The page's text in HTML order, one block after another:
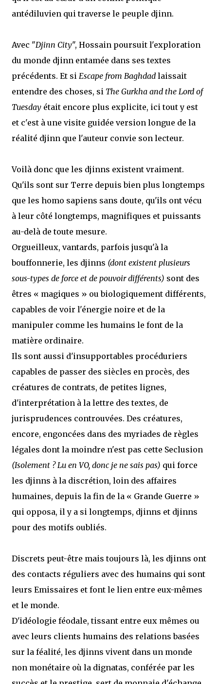
antédiluvien qui traverse le peuple djinn.
Avec "Djinn City", Hossain poursuit l'exploration
du monde djinn entamée dans ses textes
précédents. Et si Escape from Baghdad laissait
entendre des choses, si The Gurkha and the Lord of
Tuesday était encore plus explicite, ici tout y est
et c'est à une visite guidée version longue de la
réalité djinn que l'auteur convie son lecteur.
Voilà donc que les djinns existent vraiment.
Qu'ils sont sur Terre depuis bien plus longtemps
que les homo sapiens sans doute, qu'ils ont vécu
à leur côté longtemps, magnifiques et puissants
au-delà de toute mesure.
Orgueilleux, vantards, parfois jusqu'à la
bouffonnerie, les djinns (dont existent plusieurs
sous-types de force et de pouvoir différents) sont des
êtres « magiques » ou biologiquement différents,
capables de voir l'énergie noire et de la
manipuler comme les humains le font de la
matière ordinaire.
Ils sont aussi d'insupportables procéduriers
capables de passer des siècles en procès, des
créatures de contrats, de petites lignes,
d'interprétation à la lettre des textes, de
jurisprudences controuvées. Des créatures,
encore, engoncées dans des myriades de règles
légales dont la moindre n'est pas cette Seclusion
(Isolement ? Lu en VO, donc je ne sais pas) qui force
les djinns à la discrétion, loin des affaires
humaines, depuis la fin de la « Grande Guerre »
qui opposa, il y a si longtemps, djinns et djinns
pour des motifs oubliés.
Discrets peut-être mais toujours là, les djinns ont
des contacts réguliers avec des humains qui sont
leurs Emissaires et font le lien entre eux-mêmes
et le monde.
D'idéologie féodale, tissant entre eux mêmes ou
avec leurs clients humains des relations basées
sur la féalité, les djinns vivent dans un monde
non monétaire où la dignatas, conférée par les